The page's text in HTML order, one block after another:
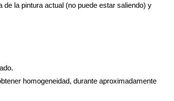
de la pintura actual (no puede estar saliendo) y
homogeneidad, durante aproximadamente